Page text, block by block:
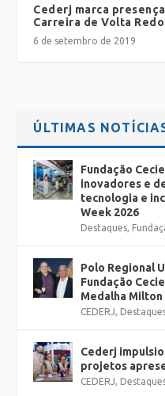
Cederj marca
Carreira de Volta
6 de setembro de 2019
ÚLTIMAS
Fundação
inovadores e
tecnologia e
Week 2026
Destaques,
Polo Regional
Fundação
Medalha Milton
CEDERJ,
Cederj
projetos
CEDERJ,